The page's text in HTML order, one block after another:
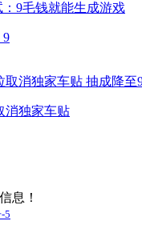
9
消独家车贴
息！
5